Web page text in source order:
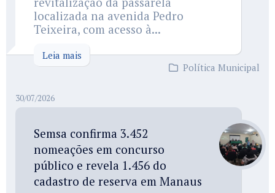
localizada na avenida Pedro
Teixeira, com acesso à...
Leia mais
Política Municipal
30/07/2026
Semsa confirma 3.452
nomeações em concurso
público e revela 1.456 do
cadastro de reserva em Manaus